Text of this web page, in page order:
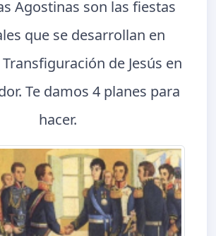
Agostinas son las fiestas
que se desarrollan en
de Jesús en
Te damos 4 planes para
hacer.